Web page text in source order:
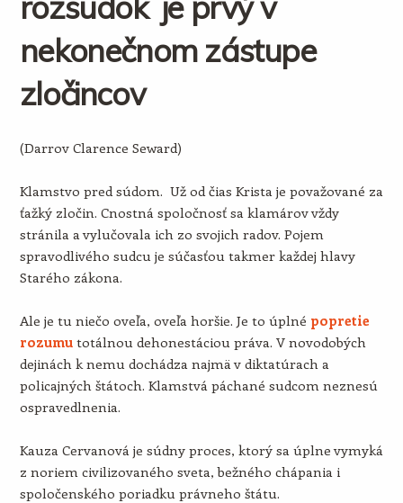
nekonečnom zástupe
zločincov
(Darrov Clarence Seward)
Klamstvo pred súdom. Už od čias Krista je považované za
ťažký zločin. Cnostná spoločnosť sa klamárov vždy
stránila a vylučovala ich zo svojich radov. Pojem
spravodlivého sudcu je súčasťou takmer každej hlavy
Starého zákona.
Ale je tu niečo oveľa, oveľa horšie. Je to úplné popretie
rozumutotálnou dehonestáciou práva. V novodobých
dejinách k nemu dochádza najmä v diktatúrach a
policajných štátoch. Klamstvá páchané sudcom neznesú
ospravedlnenia.
Kauza Cervanová je súdny proces, ktorý sa úplne vymyká
z noriem civilizovaného sveta, bežného chápania i
spoločenského poriadku právneho štátu.